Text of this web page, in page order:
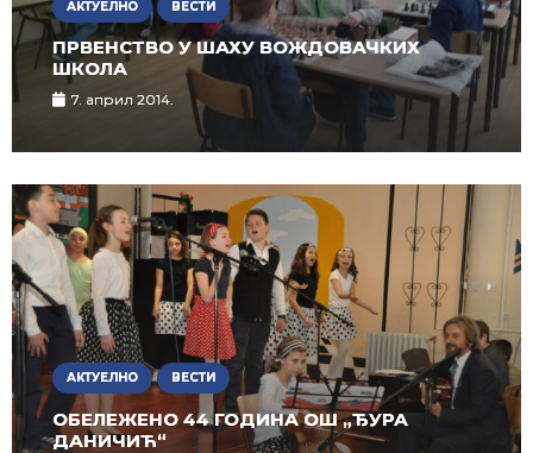
АКТУЕЛНО ВЕСТИ
ПРВЕНСТВО У ШАХУ ВОЖДОВАЧКИХ
ШКОЛА
7. април 2014.
АКТУЕЛНО ВЕСТИ
ОБЕЛЕЖЕНО 44 ГОДИНА ОШ „ЂУРА
ДАНИЧИЋ“